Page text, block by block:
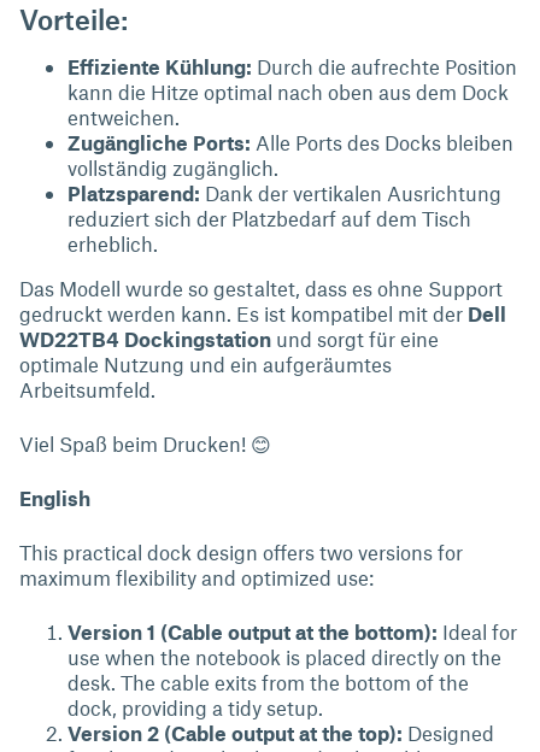
Vorteile:
Effiziente Kühlung: Durch die aufrechte Position
kann die Hitze optimal nach oben aus dem Dock
entweichen.
Zugängliche Ports: Alle Ports des Docks bleiben
vollständig zugänglich.
Platzsparend: Dank der vertikalen Ausrichtung
reduziert sich der Platzbedarf auf dem Tisch
erheblich.
Das Modell wurde so gestaltet, dass es ohne Support
gedruckt werden kann. Es ist kompatibel mit der Dell
WD22TB4 Dockingstation und sorgt für eine
optimale Nutzung und ein aufgeräumtes
Arbeitsumfeld.
Viel Spaß beim Drucken! 😊
English
This practical dock design offers two versions for
maximum flexibility and optimized use:
Version 1 (Cable output at the bottom): Ideal for
use when the notebook is placed directly on the
desk. The cable exits from the bottom of the
dock, providing a tidy setup.
Version 2 (Cable output at the top): Designed